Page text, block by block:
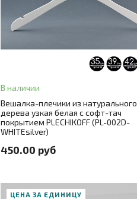
В наличии
Вешалка-плечики из натурального
дерева узкая белая с софт-тач
покрытием PLECHIKOFF (PL-002D-
WHITEsilver)
450.00 руб
ЗАКАЗ В ОДИН КЛИК
Длина 35
Цвет белый
Цвет металла
ЦЕНА ЗА ЕДИНИЦУ